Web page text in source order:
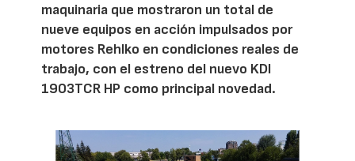
maquinaria que mostraron un total de
nueve equipos en acción impulsados por
motores Rehlko en condiciones reales de
trabajo, con el estreno del nuevo KDI
1903TCR HP como principal novedad.